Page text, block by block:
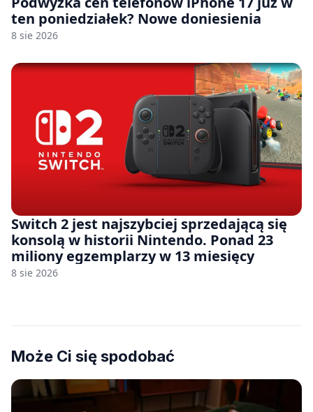
ten poniedziałek? Nowe doniesienia
8 sie 2026
Switch 2 jest najszybciej sprzedającą się
konsolą w historii Nintendo. Ponad 23
miliony egzemplarzy w 13 miesięcy
8 sie 2026
Może Ci się spodobać